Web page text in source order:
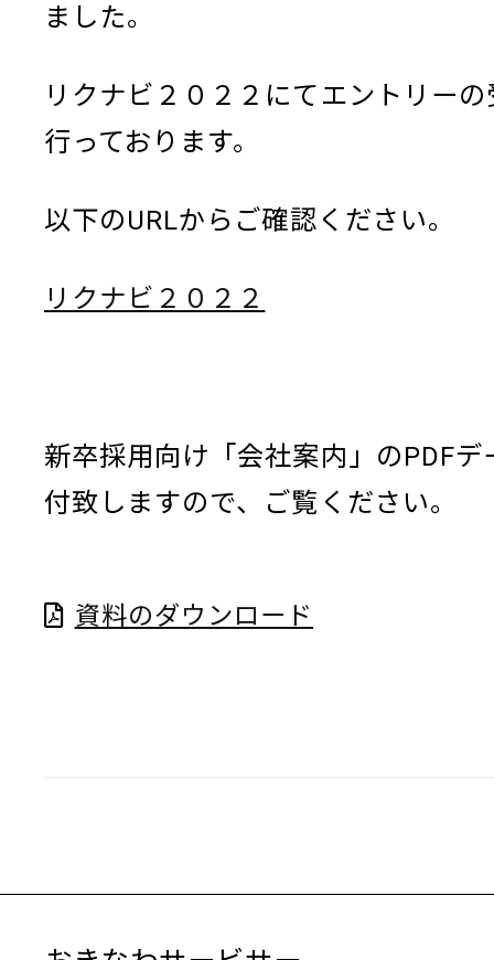
ました。
リクナビ２０２２にてエントリー
行っております。
以下のURLからご確認ください。
リクナビ２０２２
新卒採用向け「会社案内」のPDFデ
付致しますので、ご覧ください。
資料のダウンロード